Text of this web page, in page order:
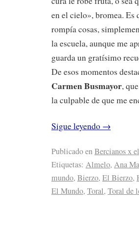
en el cielo», bromea. Es
rompía cosas,
la escuela, aunque me
guarda un gratísimo
De esos momentos
Carmen Busmayor,
la culpable de que me
Sigue leyendo →
Publicado enBercianos x
Etiquetas: Almelo, Ana
mundo, Bierzo, El Bierzo,
El Mundo, Toral, Toral de